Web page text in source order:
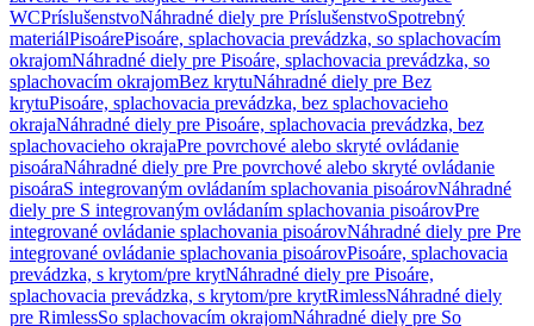
WCPríslušenstvoNáhradné diely pre PríslušenstvoSpotrebný
materiálPisoárePisoáre, splachovacia prevádzka, so splachovacím
okrajomNáhradné diely pre Pisoáre, splachovacia prevádzka, so
splachovacím okrajomBez krytuNáhradné diely pre Bez
krytuPisoáre, splachovacia prevádzka, bez splachovacieho
okrajaNáhradné diely pre Pisoáre, splachovacia prevádzka, bez
splachovacieho okrajaPre povrchové alebo skryté ovládanie
pisoáraNáhradné diely pre Pre povrchové alebo skryté ovládanie
pisoáraS integrovaným ovládaním splachovania pisoárovNáhradné
diely pre S integrovaným ovládaním splachovania pisoárovPre
integrované ovládanie splachovania pisoárovNáhradné diely pre Pre
integrované ovládanie splachovania pisoárovPisoáre, splachovacia
prevádzka, s krytom/pre krytNáhradné diely pre Pisoáre,
splachovacia prevádzka, s krytom/pre krytRimlessNáhradné diely
pre RimlessSo splachovacím okrajomNáhradné diely pre So